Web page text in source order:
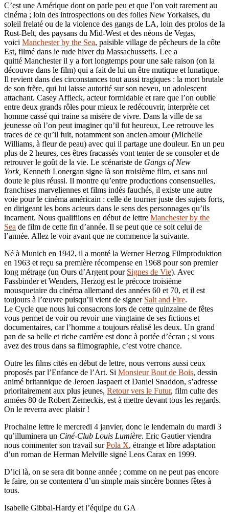
C’est une Amérique dont on parle peu et que l’on voit rarement au
cinéma ; loin des introspections ou des folies New Yorkaises, du
soleil frelaté ou de la violence des gangs de LA, loin des prolos de la
Rust-Belt, des paysans du Mid-West et des néons de Vegas,
voici Manchester by the Sea, paisible village de pêcheurs de la côte
Est, filmé dans le rude hiver du Massachussetts. Lee a
quitté Manchester il y a fort longtemps pour une sale raison (on la
découvre dans le film) qui a fait de lui un être mutique et lunatique.
Il revient dans des circonstances tout aussi tragiques : la mort brutale
de son frère, qui lui laisse autorité sur son neveu, un adolescent
attachant. Casey Affleck, acteur formidable et rare que l’on oublie
entre deux grands rôles pour mieux le redécouvrir, interprète cet
homme cassé qui traine sa misère de vivre. Dans la ville de sa
jeunesse où l’on peut imaginer qu’il fut heureux, Lee retrouve les
traces de ce qu’il fuit, notamment son ancien amour (Michelle
Williams, à fleur de peau) avec qui il partage une douleur. En un peu
plus de 2 heures, ces êtres fracassés vont tenter de se consoler et de
retrouver le goût de la vie. Le scénariste de Gangs of New
York, Kenneth Lonergan signe là son troisième film, et sans nul
doute le plus réussi. Il montre qu’entre productions consensuelles,
franchises marveliennes et films indés fauchés, il existe une autre
voie pour le cinéma américain : celle de tourner juste des sujets forts,
en dirigeant les bons acteurs dans le sens des personnages qu’ils
incarnent. Nous qualifiions en début de lettre Manchester by the
Sea de film de cette fin d’année. Il se peut que ce soit celui de
l’année. Allez le voir avant que ne commence la suivante.
Né à Munich en 1942, il a monté la Werner Herzog Filmproduktion
en 1963 et reçu sa première récompense en 1968 pour son premier
long métrage (un Ours d’Argent pour Signes de Vie). Avec
Fassbinder et Wenders, Herzog est le précoce troisième
mousquetaire du cinéma allemand des années 60 et 70, et il est
toujours à l’œuvre puisqu’il vient de signer Salt and Fire.
Le Cycle que nous lui consacrons lors de cette quinzaine de fêtes
vous permet de voir ou revoir une vingtaine de ses fictions et
documentaires, car l’homme a toujours réalisé les deux. Un grand
pan de sa belle et riche carrière est donc à portée d’écran ; si vous
avez des trous dans sa filmographie, c’est votre chance.
Outre les films cités en début de lettre, nous verrons aussi ceux
proposés par l’Enfance de l’Art. Si Monsieur Bout de Bois, dessin
animé britannique de Jeroen Jaspaert et Daniel Snaddon, s’adresse
prioritairement aux plus jeunes, Retour vers le Futur, film culte des
années 80 de Robert Zemeckis, est à mettre devant tous les regards.
On le reverra avec plaisir !
Prochaine lettre le mercredi 4 janvier, donc le lendemain du mardi 3
qu’illuminera un Ciné-Club Louis Lumière. Eric Gautier viendra
nous commenter son travail surPola X, étrange et libre adaptation
d’un roman de Herman Melville signé Leos Carax en 1999.
D’ici là, on se sera dit bonne année ; comme on ne peut pas encore
le faire, on se contentera d’un simple mais sincère bonnes fêtes à
tous.
Isabelle Gibbal-Hardy et l’équipe du GA